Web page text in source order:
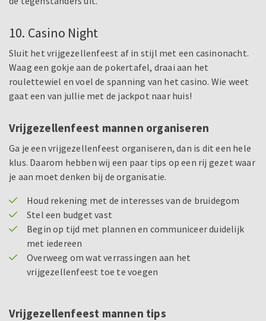
10. Casino Night
Sluit het vrijgezellenfeest af in stijl met een casinonacht.
Waag een gokje aan de pokertafel, draai aan het
roulettewiel en voel de spanning van het casino. Wie weet
gaat een van jullie met de jackpot naar huis!
Vrijgezellenfeest mannen organiseren
Ga je een vrijgezellenfeest organiseren, dan is dit een hele
klus. Daarom hebben wij een paar tips op een rij gezet waar
je aan moet denken bij de organisatie.
Houd rekening met de interesses van de bruidegom
Stel een budget vast
Begin op tijd met plannen en communiceer duidelijk
met iedereen
Overweeg om wat verrassingen aan het
vrijgezellenfeest toe te voegen
Vrijgezellenfeest mannen tips